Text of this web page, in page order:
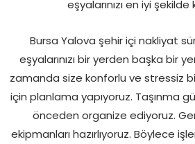
eşyalarınızı en iyi şekilde
Bursa Yalova şehir içi nakliyat
eşyalarınızı bir yerden başka bir
zamanda size konforlu ve stressiz
için planlama yapıyoruz. Taşınma
önceden organize ediyoruz.
ekipmanları hazırlıyoruz. Böylece